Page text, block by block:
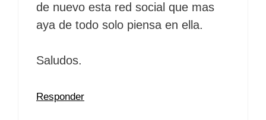
de nuevo esta red social que mas
aya de todo solo piensa en ella.
Saludos.
Responder